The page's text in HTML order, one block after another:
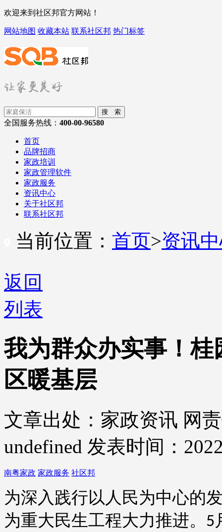
欢迎来到社区邦官方网站！
网站地图 收藏本站 联系社区邦 热门标签
搜 索
全国服务热线： 400-00-96580
首页
品牌招商
家政培训
家政管理软件
家政服务
资讯中心
关于社区邦
联系社区邦
当前位置： 首页>资讯
返回
列表
我为群众办实事！
区暖基层
文章出处：家政资讯 网
undefined 发表时间：
南粤家政 家政服务 社区邦
为深入践行以人民为中心的
为重大民生工程大力推进。 5